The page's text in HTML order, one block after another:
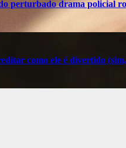
perturbado drama policial
como ele é divertido